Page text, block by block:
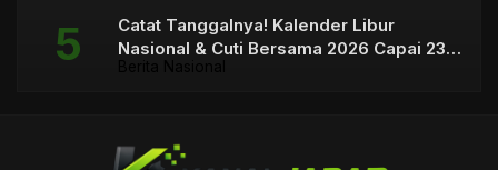
Catat Tanggalnya! Kalender Libur
Nasional & Cuti Bersama 2026 Capai 23